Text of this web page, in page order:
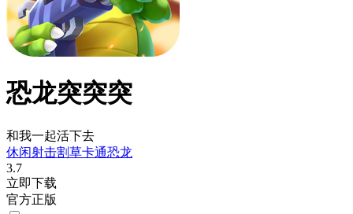
恐龙突突突
和我一起活下去
休闲射击割草卡通恐龙
3.7
立即下载
官方正版